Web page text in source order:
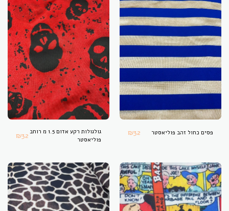
פסים כחול זהב פוליאסטר ₪32
גולגולות רקע אדום 1.5 מ רוחב
פוליאסטר
₪32